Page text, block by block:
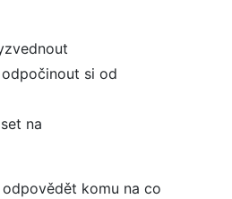
si od
na
komu na co